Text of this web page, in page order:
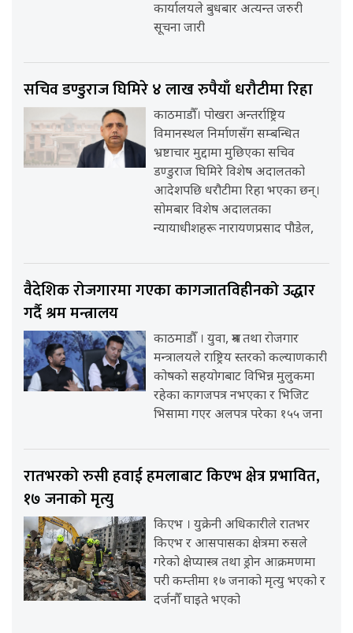
कार्यालयले बुधबार अत्यन्त जरुरी
सूचना जारी
सचिव डण्डुराज घिमिरे ४ लाख रुपैयाँ धरौटीमा रिहा
काठमाडौँ। पोखरा अन्तर्राष्ट्रिय
विमानस्थल निर्माणसँग सम्बन्धित
भ्रष्टाचार मुद्दामा मुछिएका सचिव
डण्डुराज घिमिरे विशेष अदालतको
आदेशपछि धरौटीमा रिहा भएका छन्।
सोमबार विशेष अदालतका
न्यायाधीशहरू नारायणप्रसाद पौडेल,
वैदेशिक रोजगारमा गएका कागजातविहीनको उद्धार
गर्दै श्रम मन्त्रालय
काठमाडौँ । युवा, श्रम तथा रोजगार
मन्त्रालयले राष्ट्रिय स्तरको कल्याणकारी
कोषको सहयोगबाट विभिन्न मुलुकमा
रहेका कागजपत्र नभएका र भिजिट
भिसामा गएर अलपत्र परेका १५५ जना
रातभरको रुसी हवाई हमलाबाट किएभ क्षेत्र प्रभावित,
१७ जनाको मृत्यु
किएभ । युक्रेनी अधिकारीले रातभर
किएभ र आसपासका क्षेत्रमा रुसले
गरेको क्षेप्यास्त्र तथा ड्रोन आक्रमणमा
परी कम्तीमा १७ जनाको मृत्यु भएको र
दर्जनौँ घाइते भएको